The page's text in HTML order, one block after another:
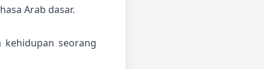
Arab dasar.
kehidupan seorang